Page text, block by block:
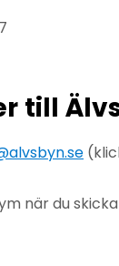
till
när du